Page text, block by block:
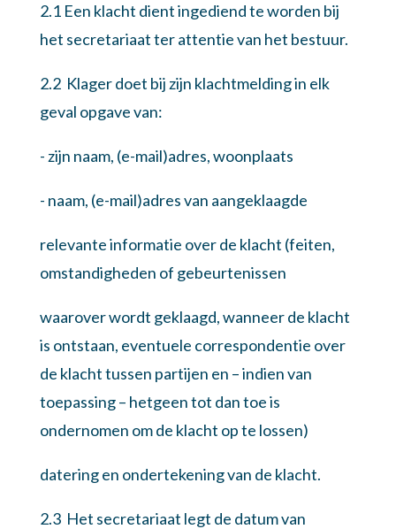
2.1 Een klacht dient ingediend te worden bij
het secretariaat ter attentie van het bestuur.
2.2 Klager doet bij zijn klachtmelding in elk
geval opgave van:
- zijn naam, (e-mail)adres, woonplaats
- naam, (e-mail)adres van aangeklaagde
relevante informatie over de klacht (feiten,
omstandigheden of gebeurtenissen
waarover wordt geklaagd, wanneer de klacht
is ontstaan, eventuele correspondentie over
de klacht tussen partijen en – indien van
toepassing – hetgeen tot dan toe is
ondernomen om de klacht op te lossen)
datering en ondertekening van de klacht.
2.3 Het secretariaat legt de datum van